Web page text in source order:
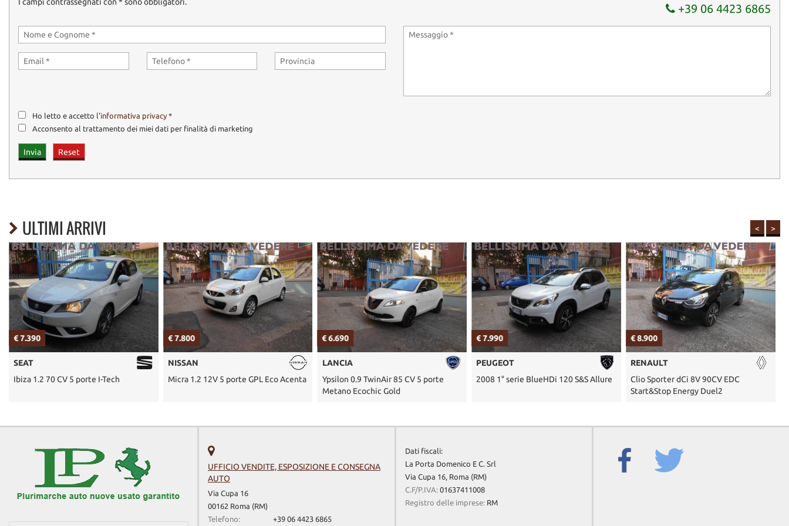
GLI INTERESSATI ALL'ACQUISTO DI QUEST'AUTO, NON RESIDENTI A ROMA, POTRANNO USUFRUIRE DI UN SOGGIORNO PER DUE PERSONE PRESSO UN B&B AL CENTRO DI ROMA ADIACENTE AL NS
----- AUTO DA VEDERE ,DA PROVARE E DA ..COMPRARE!!!!!---------
+39 06 4423 6865
Ho letto e accetto l'informativa privacy *
Acconsento al trattamento dei miei dati per finalità di marketing
ULTIMI ARRIVI < >
€ 7.390
SEAT
Ibiza 1.2 70 CV 5 porte I-Tech
€ 7.800
NISSAN
Micra 1.2 12V 5 porte GPL Eco Acenta
€ 6.690
LANCIA
Ypsilon 0.9 TwinAir 85 CV 5 porte
Metano Ecochic Gold
€ 7.990
PEUGEOT
2008 1° serie BlueHDi 120 S&S Allure
€ 8.900
RENAULT
Clio Sporter dCi 8V 90CV EDC
Start&Stop Energy Duel2
UFFICIO VENDITE, ESPOSIZIONE E CONSEGNA
AUTO
Via Cupa 16
00162 Roma (RM)
Telefono:
+39 06 4423 6865
Dati fiscali:
La Porta Domenico E C. Srl
Via Cupa 16, Roma (RM)
C.F/P.IVA: 01637411008
Registro delle imprese: RM